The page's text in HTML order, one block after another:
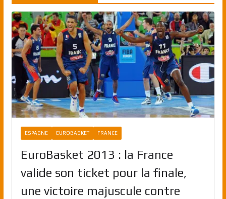
ESPAGNE EUROBASKET FRANCE
EuroBasket 2013 : la France
valide son ticket pour la finale,
une victoire majuscule contre